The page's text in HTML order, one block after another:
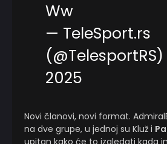
Ww
— TeleSport.rs
(@TelesportRS)
2025
Novi članovi, novi format.
na dve grupe, u jednoj su Kluž i
upitan kako će to izgledati kada